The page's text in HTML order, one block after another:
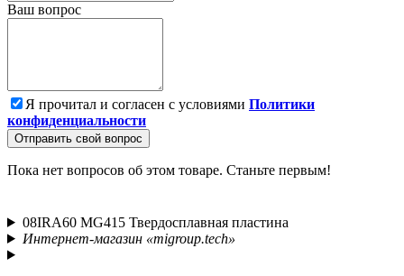
Ваш вопрос
Я прочитал и согласен с условиями Политики
конфиденциальности
Отправить свой вопрос
Пока нет вопросов об этом товаре. Станьте первым!
08IRA60 MG415 Твердосплавная пластина
Интернет-магазин «migroup.tech»